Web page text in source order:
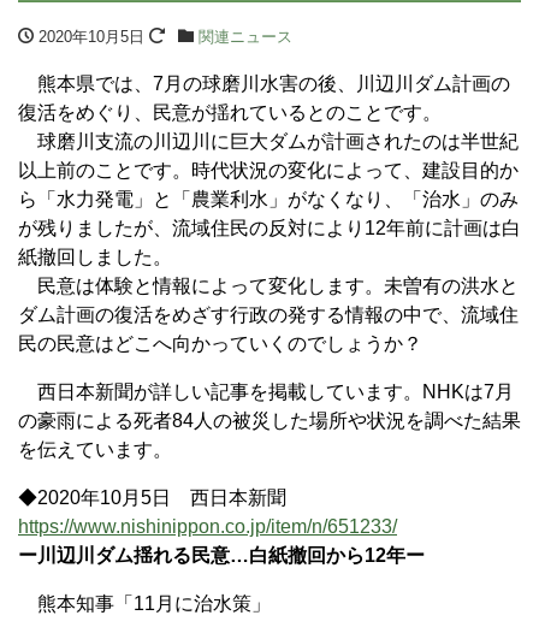
2020年10月5日 関連ニュース
熊本県では、7月の球磨川水害の後、川辺川ダム計画の
復活をめぐり、民意が揺れているとのことです。
球磨川支流の川辺川に巨大ダムが計画されたのは半世紀
以上前のことです。時代状況の変化によって、建設目的か
ら「水力発電」と「農業利水」がなくなり、「治水」のみ
が残りましたが、流域住民の反対により12年前に計画は白
紙撤回しました。
民意は体験と情報によって変化します。未曽有の洪水と
ダム計画の復活をめざす行政の発する情報の中で、流域住
民の民意はどこへ向かっていくのでしょうか？
西日本新聞が詳しい記事を掲載しています。NHKは7月
の豪雨による死者84人の被災した場所や状況を調べた結果
を伝えています。
◆2020年10月5日 西日本新聞
https://www.nishinippon.co.jp/item/n/651233/
ー川辺川ダム揺れる民意…白紙撤回から12年ー
熊本知事「11月に治水策」